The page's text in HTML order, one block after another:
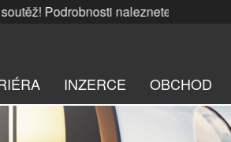
naleznete ZDE. | SRPNOVÁ
INZERCE OBCHOD